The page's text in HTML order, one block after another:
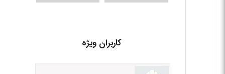
کاربران ویژه